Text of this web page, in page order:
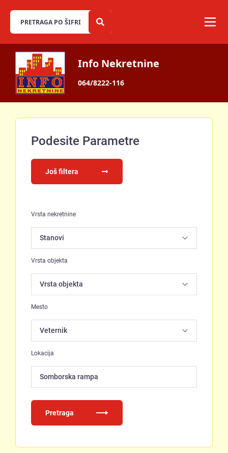
Info Nekretnine
064/8222-116
Podesite Parametre
Još filtera
Vrsta nekretnine
Vrsta objekta
Mesto
Lokacija
Somborska rampa
Pretraga